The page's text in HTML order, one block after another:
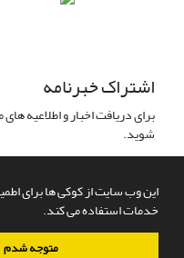
این وب سایت از کوکی ها برای
خدمات استفاده می کند.
متوجه شدم
اشتراک خبرنامه
برای دریافت اخبار و اطلاعیه
شوید.